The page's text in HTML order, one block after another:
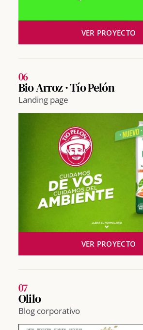
VER PROYECTO
06
Bio Arroz · Tío Pelón
Landing page
VER PROYECTO
07
Olilo
Blog corporativo